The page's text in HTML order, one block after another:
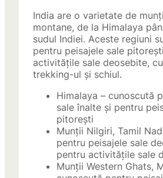
India are o varietate de
montane, de la Himalaya
sudul Indiei. Aceste regiuni
pentru peisajele sale
activitățile sale deosebite,
trekking-ul și schiul.
Himalaya – cunoscută
sale înalte și pentru
pitorești
Munții Nilgiri, Tamil
pentru peisajele sale
pentru activitățile sale
Munții Western Ghats,